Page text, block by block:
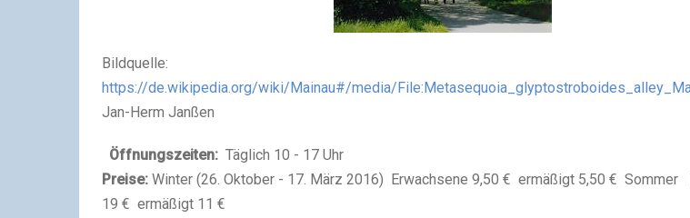
Bildquelle:
https://de.wikipedia.org/wiki/Mainau#/media/
Jan-Herm Janßen
Öffnungszeiten: Täglich 10 - 17 Uhr
Preise: Winter (26. Oktober - 17. März 2016) Erwachsene 9,50 € ermäßigt 5,50 € Sommer
19 € ermäßigt 11 €